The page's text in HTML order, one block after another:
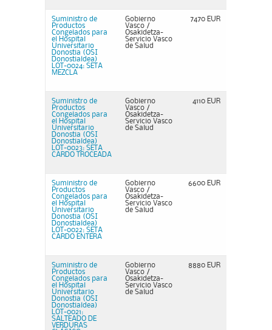
Suministro de
Productos
Congelados para
el Hospital
Universitario
Donostia (OSI
Donostialdea)
LOT-0024: SETA
MEZCLA
Gobierno
Vasco /
Osakidetza-
Servicio Vasco
de Salud
7470 EUR
Suministro de
Productos
Congelados para
el Hospital
Universitario
Donostia (OSI
Donostialdea)
LOT-0023: SETA
CARDO TROCEADA
Gobierno
Vasco /
Osakidetza-
Servicio Vasco
de Salud
4110 EUR
Suministro de
Productos
Congelados para
el Hospital
Universitario
Donostia (OSI
Donostialdea)
LOT-0022: SETA
CARDO ENTERA
Gobierno
Vasco /
Osakidetza-
Servicio Vasco
de Salud
6600 EUR
Suministro de
Productos
Congelados para
el Hospital
Universitario
Donostia (OSI
Donostialdea)
LOT-0021:
SALTEADO DE
VERDURAS
Gobierno
Vasco /
Osakidetza-
Servicio Vasco
de Salud
8880 EUR